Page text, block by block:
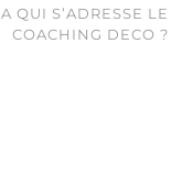
A QUI S’ADRESSE LE
COACHING DECO ?